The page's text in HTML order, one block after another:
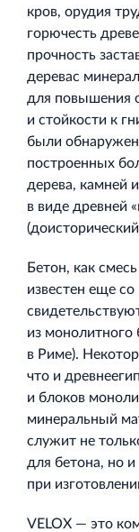
Торгово-
кров, орудия
горючесть
прочность
деревас
для повышения
и стойкости к
были
построенных
дерева, камней
в виде древней
Бетон, как
известен еще
из монолитного
в Риме).
что и
и блоков
минеральный
служит не
для бетона, но
при
VELOX — это